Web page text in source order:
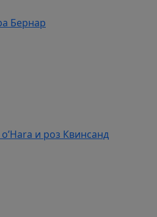
Бернар
и роз Квинсанд